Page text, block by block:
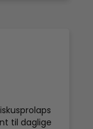
jeg glæder
jer ❤️ kan
værd 🥰
til daglige